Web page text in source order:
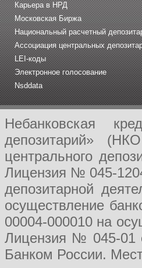
Карьера в НРД
Московская Биржа
Национальный расчетный
Ассоциация центральных
LEI-коды
Электронное голосование
Nsddata
Небанковская
депозитарий»
центрального
Лицензия № 045-
депозитарной
осуществление
00004-000010 на
Лицензия № 045-01
Банком России.